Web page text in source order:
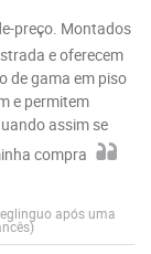
preço. Montados
e oferecem
de gama em piso
e permitem
assim se
compra
após uma